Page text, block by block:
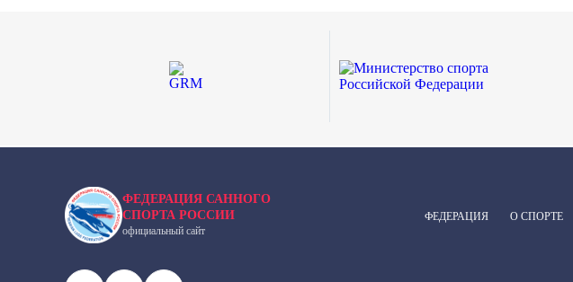
ФЕДЕРАЦИЯ САННОГО
СПОРТА РОССИИ
официальный сайт
ФЕДЕРАЦИЯ О СПОРТЕ